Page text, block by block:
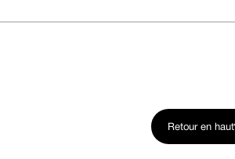
Retour en haut